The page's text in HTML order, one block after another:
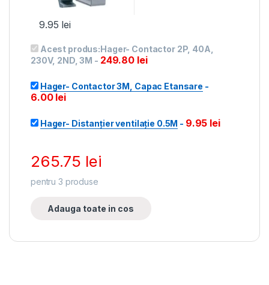
9.95 lei
Acest produs:Hager- Contactor 2P, 40A,
230V, 2ND, 3M - 249.80 lei
Hager- Contactor 3M, Capac Etansare -
6.00 lei
Hager- Distanțier ventilație 0.5M - 9.95 lei
265.75 lei
pentru3 produse
Adauga toate in cos